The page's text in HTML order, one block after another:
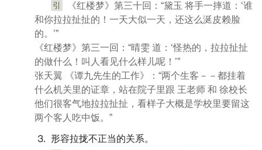
引
《红楼梦》第三十回：“黛玉 将手一摔道：‘谁
和你拉拉扯扯的！一天大似一天，还这么涎皮赖脸
的。’”
《红楼梦》第三一回：“晴雯 道：‘怪热的，拉拉扯扯
的做什么！叫人看见什么样儿呢！’”
张天翼 《谭九先生的工作》：“两个生客－－都挂着
什么机关里的证章，站在院子里跟 王老师 和 徐校长
他们很客气地拉拉扯扯，看样子大概是学校里要留这
两个客人吃中饭。”
⒊ 形容拉拢不正当的关系。